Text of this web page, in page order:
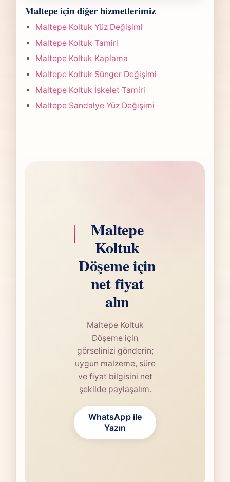
gönderdiğinizde hızlıca anlaşılır bir aralık
paylaşırız.
yapılan işlemin kapsamına göre değişir.
Çoğu projede 5-7 iş günü hedefiyle çalışır,
olası değişikliği önceden bildiririz.
Maltepe için diğer hizmetlerimiz
Maltepe Koltuk Yüz Değişimi
Maltepe Koltuk Tamiri
Maltepe Koltuk Kaplama
Maltepe Koltuk Sünger Değişimi
Maltepe Koltuk İskelet Tamiri
Maltepe Sandalye Yüz Değişimi
Maltepe
Koltuk
Döşeme için
net fiyat
alın
Maltepe Koltuk
Döşeme için
görselinizi gönderin;
uygun malzeme, süre
ve fiyat bilgisini net
şekilde paylaşalım.
WhatsApp ile
Yazın